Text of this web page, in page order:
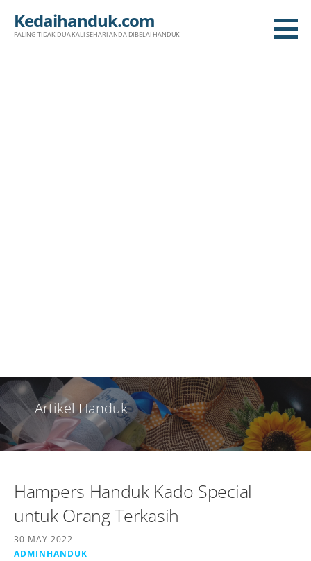
Kedaihanduk.com
PALING TIDAK DUA KALI SEHARI ANDA DIBELAI HANDUK
Artikel Handuk
Hampers Handuk Kado Special
untuk Orang Terkasih
30 MAY 2022
ADMINHANDUK